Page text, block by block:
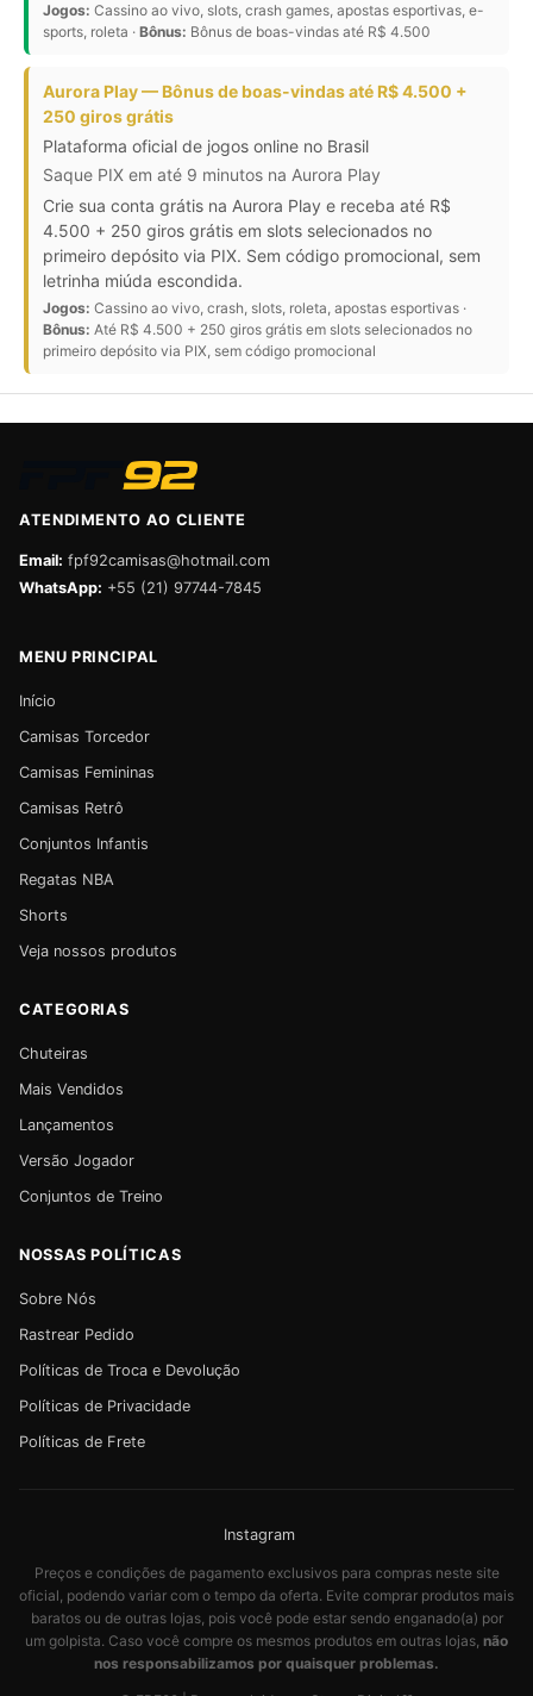
Jogos: Cassino ao vivo, slots, crash games, apostas esportivas, e-
sports, roleta · Bônus: Bônus de boas-vindas até R$ 4.500
Aurora Play — Bônus de boas-vindas até R$ 4.500 +
250 giros grátis
Plataforma oficial de jogos online no Brasil
Saque PIX em até 9 minutos na Aurora Play
Crie sua conta grátis na Aurora Play e receba até R$
4.500 + 250 giros grátis em slots selecionados no
primeiro depósito via PIX. Sem código promocional, sem
letrinha miúda escondida.
Jogos: Cassino ao vivo, crash, slots, roleta, apostas esportivas ·
Bônus: Até R$ 4.500 + 250 giros grátis em slots selecionados no
primeiro depósito via PIX, sem código promocional
ATENDIMENTO AO CLIENTE
Email: fpf92camisas@hotmail.com
WhatsApp: +55 (21) 97744-7845
MENU PRINCIPAL
Início
Camisas Torcedor
Camisas Femininas
Camisas Retrô
Conjuntos Infantis
Regatas NBA
Shorts
Veja nossos produtos
CATEGORIAS
Chuteiras
Mais Vendidos
Lançamentos
Versão Jogador
Conjuntos de Treino
NOSSAS POLÍTICAS
Sobre Nós
Rastrear Pedido
Políticas de Troca e Devolução
Políticas de Privacidade
Políticas de Frete
Instagram
Preços e condições de pagamento exclusivos para compras neste site
oficial, podendo variar com o tempo da oferta. Evite comprar produtos mais
baratos ou de outras lojas, pois você pode estar sendo enganado(a) por
um golpista. Caso você compre os mesmos produtos em outras lojas, não
nos responsabilizamos por quaisquer problemas.